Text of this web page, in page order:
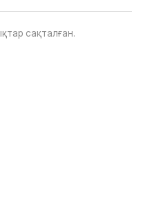
сақталған.